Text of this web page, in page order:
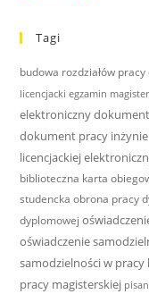
Tagi
budowa rozdziałów
licencjacki egzamin
elektroniczny
dokument pracy
licencjackiej
biblioteczna karta
studencka obrona pracy
dyplomowej
oświadczenie
samodzielności w pracy
pracy magisterskiej